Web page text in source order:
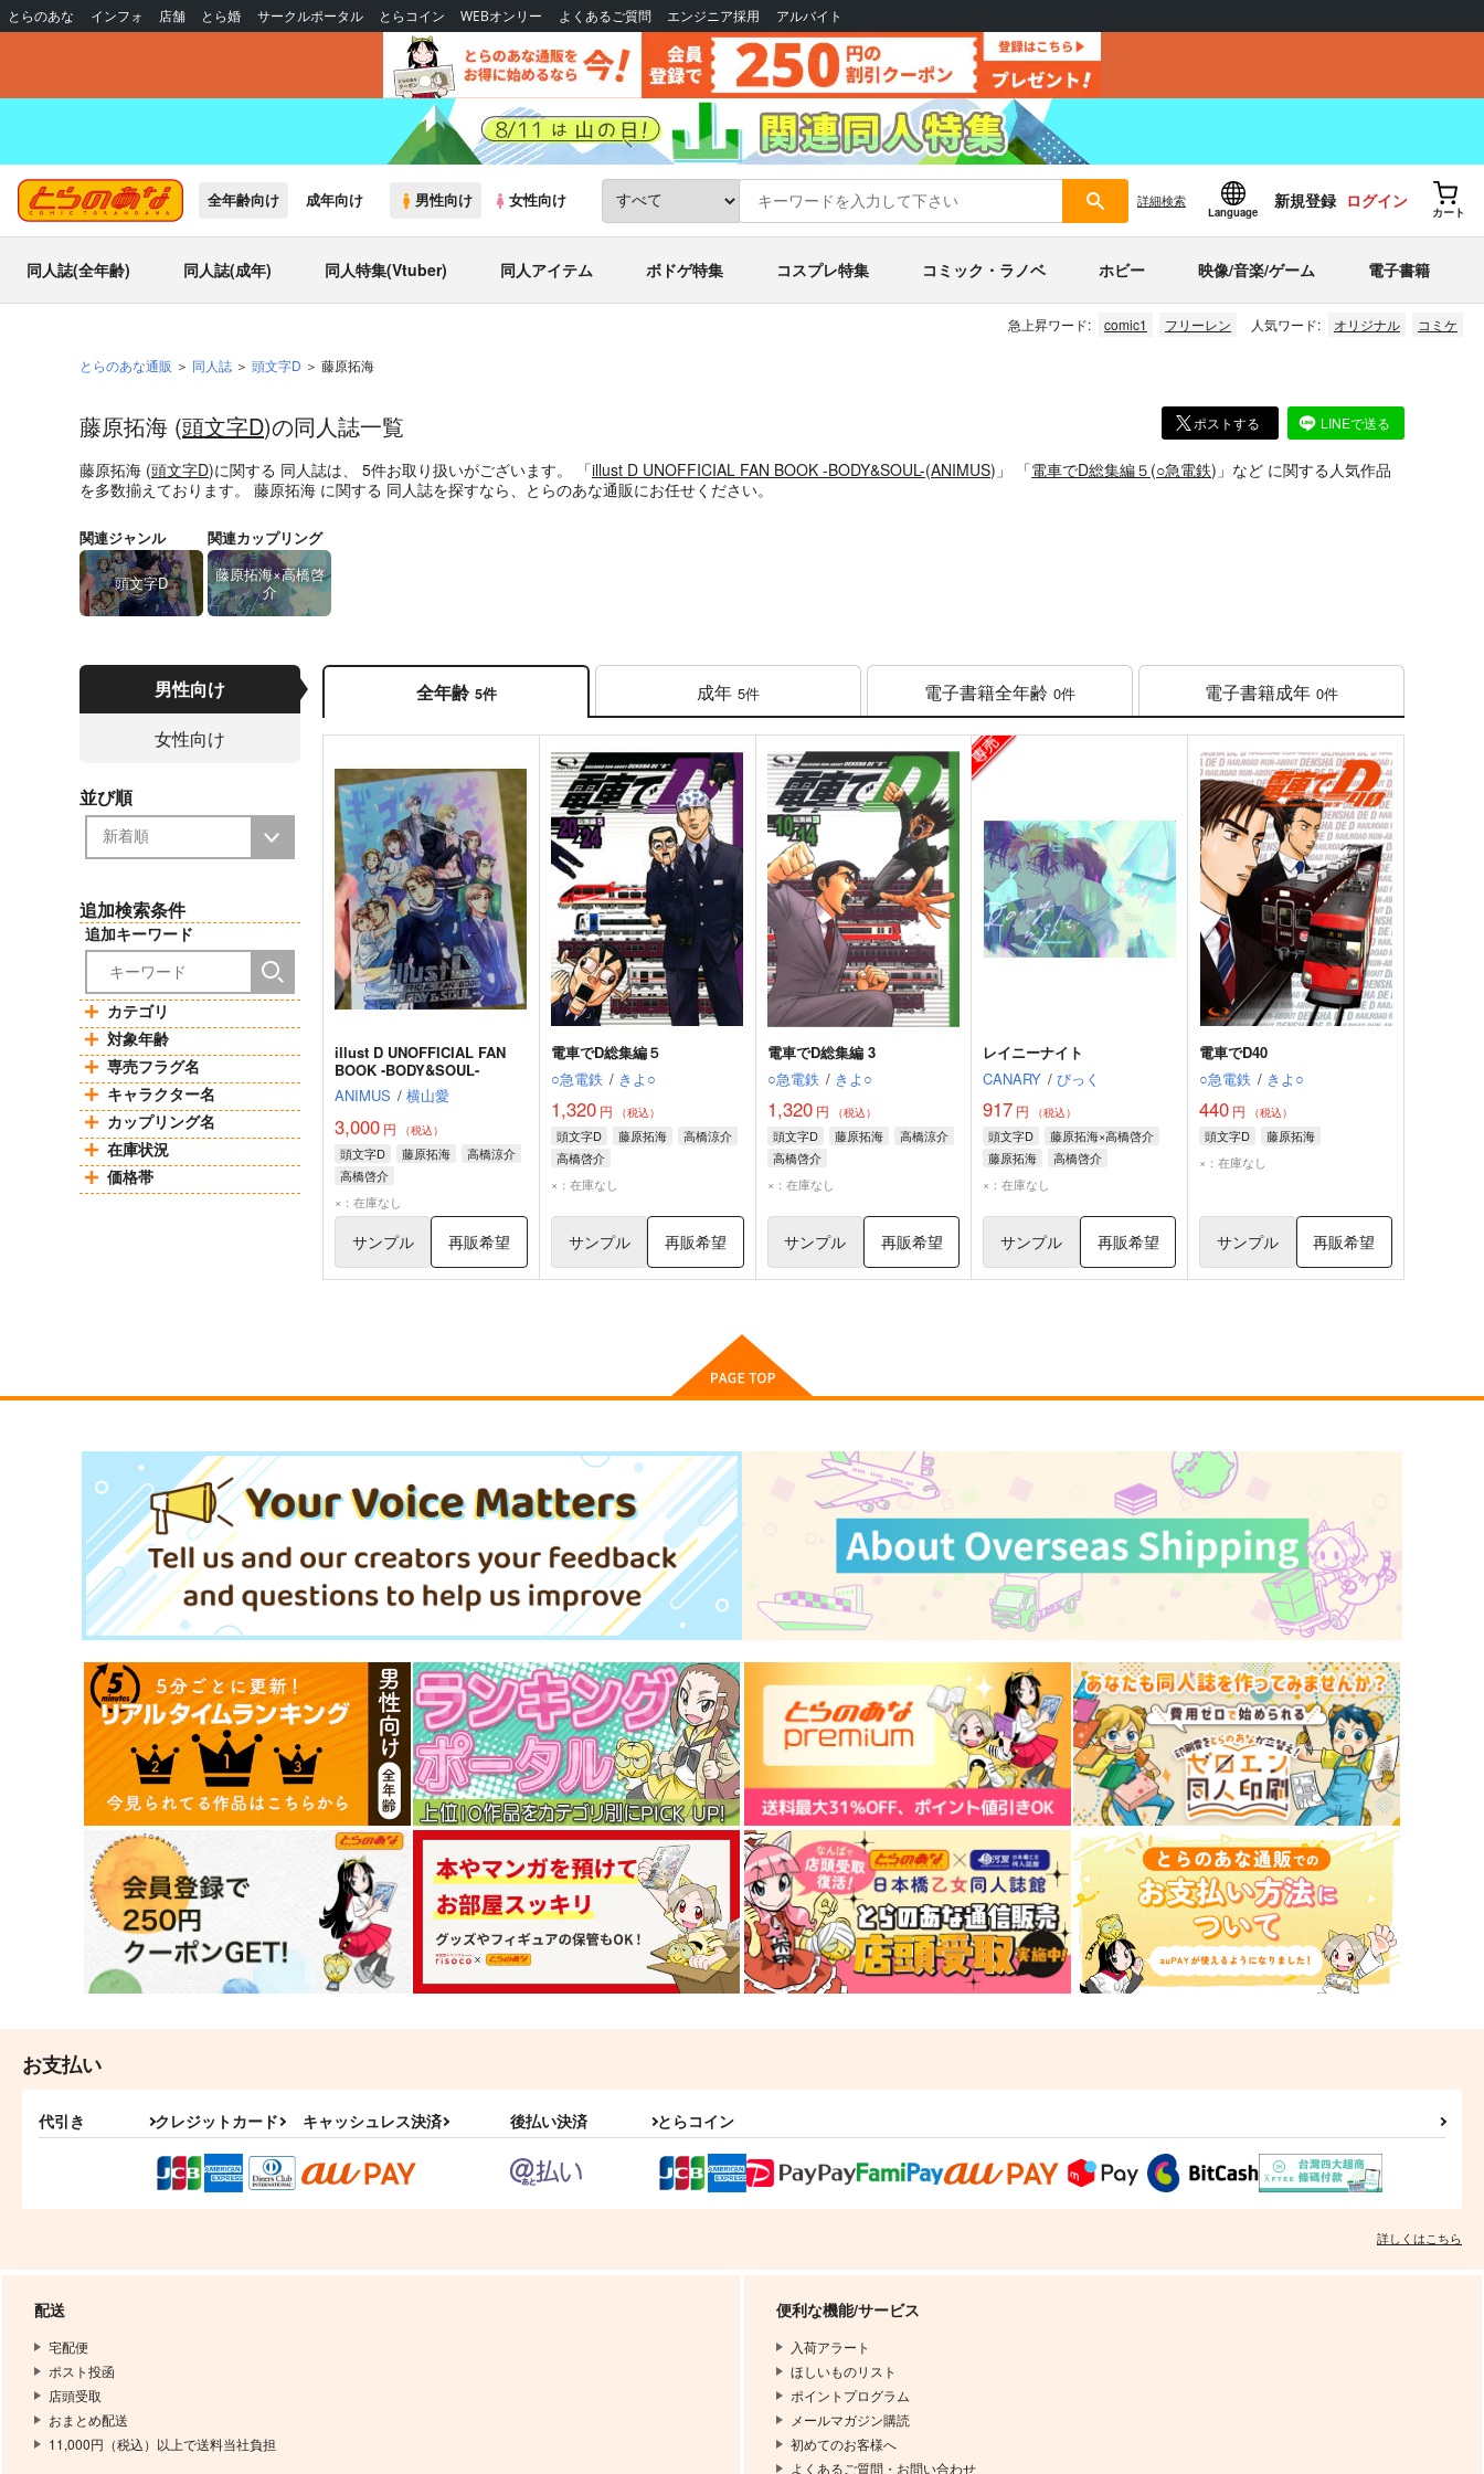
とらのあな インフォ 店舗 とら婚 サークルポータル とらコイン WEBオンリー よくあるご質問 エンジニア採用 アルバイト
全年齢向け 成年向け 男性向け 女性向け 詳細検索
Language
新規登録 ログイン
カート
同人誌(全年齢) 同人誌(成年) 同人特集(Vtuber) 同人アイテム ボドゲ特集 コスプレ特集 コミック・ラノベ ホビー 映像/音楽/ゲーム 電子書籍
急上昇ワード: comic1 フリーレン 人気ワード: オリジナル コミケ
とらのあな通販 同人誌 頭文字D 藤原拓海
ポストする LINEで送る
藤原拓海 (頭文字D)の同人誌一覧
藤原拓海 (頭文字D)に関する 同人誌は、 5件お取り扱いがございます。 「illust D UNOFFICIAL FAN BOOK -BODY&SOUL-(ANIMUS)」 「電車でD総集編５ (○急電鉄)」 など に関する人気作品
を多数揃えております。 藤原拓海 に関する 同人誌を探すなら、とらのあな通販にお任せください。
関連ジャンル
頭文字D
関連カップリング
藤原拓海×高橋啓
介
男性向け
女性向け
並び順
追加検索条件
追加キーワード
カテゴリ
対象年齢
専売フラグ名
キャラクター名
カップリング名
在庫状況
価格帯
全年齢 5件 成年 5件 電子書籍全年齢 0件 電子書籍成年 0件
illust D UNOFFICIAL FAN
BOOK -BODY&SOUL-
ANIMUS / 横山愛
3,000 円 （税込）
頭文字D 藤原拓海
高橋涼介
高橋啓介
×：在庫なし
サンプル 再販希望
電車でD総集編５
○急電鉄 / きよ○
1,320円 （税込）
頭文字D 藤原拓海
高橋涼介
高橋啓介
×：在庫なし
サンプル 再販希望
電車でD総集編 3
○急電鉄 / きよ○
1,320円 （税込）
頭文字D 藤原拓海
高橋涼介
高橋啓介
×：在庫なし
サンプル 再販希望
レイニーナイト
CANARY / びっく
917 円 （税込）
頭文字D
藤原拓海×高橋啓介
藤原拓海
高橋啓介
×：在庫なし
サンプル 再販希望
電車でD40
○急電鉄 / きよ○
440 円 （税込）
頭文字D
藤原拓海
×：在庫なし
サンプル 再販希望
お支払い
代引き クレジットカード キャッシュレス決済 後払い決済 とらコイン
詳しくはこちら
配送
宅配便
ポスト投函
店頭受取
おまとめ配送
11,000円（税込）以上で送料当社負担
便利な機能/サービス
入荷アラート
ほしいものリスト
ポイントプログラム
メールマガジン購読
初めてのお客様へ
よくあるご質問・お問い合わせ